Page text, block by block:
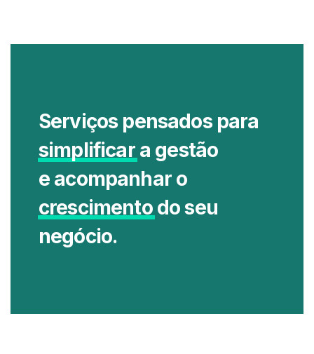
Serviços pensados para
simplificara gestão
e acompanhar o
crescimentodo seu
negócio.